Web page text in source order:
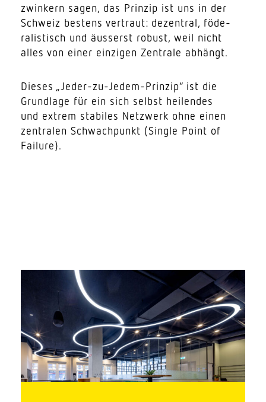
zwinkern sagen, das Prinzip ist uns in der
Schweiz bestens vertraut: dezentral, föde­
ra­lis­tisch und äusserst robust, weil nicht
alles von einer einzigen Zentrale abhängt.
Dieses „Jeder-zu-Jedem-Prinzip“ ist die
Grundlage für ein sich selbst heilendes
und extrem stabiles Netzwerk ohne einen
zentralen Schwach­punkt (Single Point of
Failure).